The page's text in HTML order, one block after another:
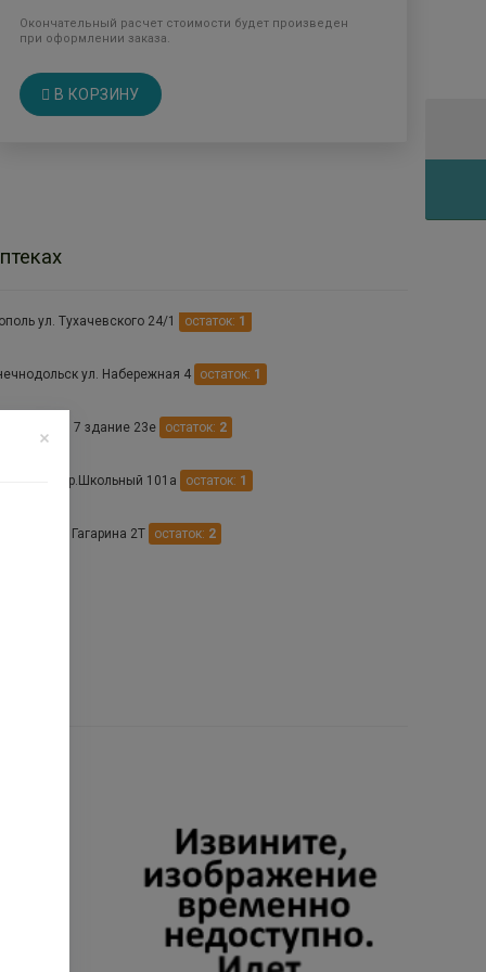
Окончательный расчет стоимости будет произведен
при оформлении заказа.
В КОРЗИНУ
ул. Тухачевского 24/1 остаток: 1
ул. Набережная 4 остаток: 1
мкр. 7 здание 23е остаток: 2
пер.Школьный 101а остаток: 1
ул. Гагарина 2Т остаток: 2
ул Островского 21
ул. Лермонтова 65/1
остаток:2
ул. Зеленая роща 14 остаток:1
ул. Куйбышева 51 остаток:1